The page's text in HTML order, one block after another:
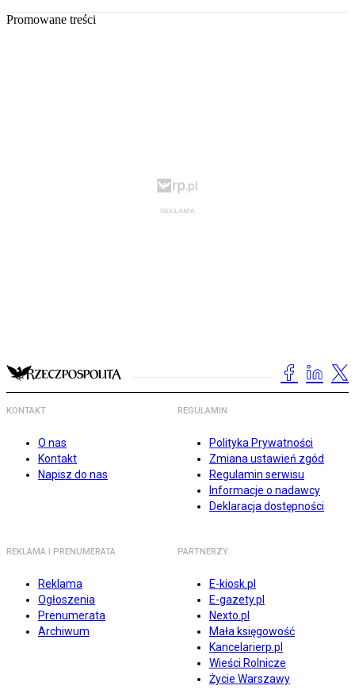
Promowane treści
KONTAKT
O nas
Kontakt
Napisz do nas
REGULAMIN
Polityka Prywatności
Zmiana ustawień zgód
Regulamin serwisu
Informacje o nadawcy
Deklaracja dostępności
REKLAMA I PRENUMERATA
Reklama
Ogłoszenia
Prenumerata
Archiwum
PARTNERZY
E-kiosk.pl
E-gazety.pl
Nexto.pl
Mała księgowość
Kancelarierp.pl
Wieści Rolnicze
Życie Warszawy